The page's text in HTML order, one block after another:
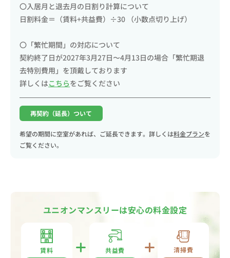
〇入居月と退去月の日割り計算について
日割料金＝（賃料+共益費）÷30 （小数点切り上げ）
〇「繁忙期間」の対応について
契約終了日が2027年3月27日〜4月13日の場合「繁忙期退
去特別費用」を頂戴しております
詳しくはこちらをご覧ください
再契約（延長）ついて
希望の期間に空室があれば、ご延長できます。詳しくは料金プランを
ご覧ください。
ユニオンマンスリーは安心の料金設定
賃料 共益費 清掃費